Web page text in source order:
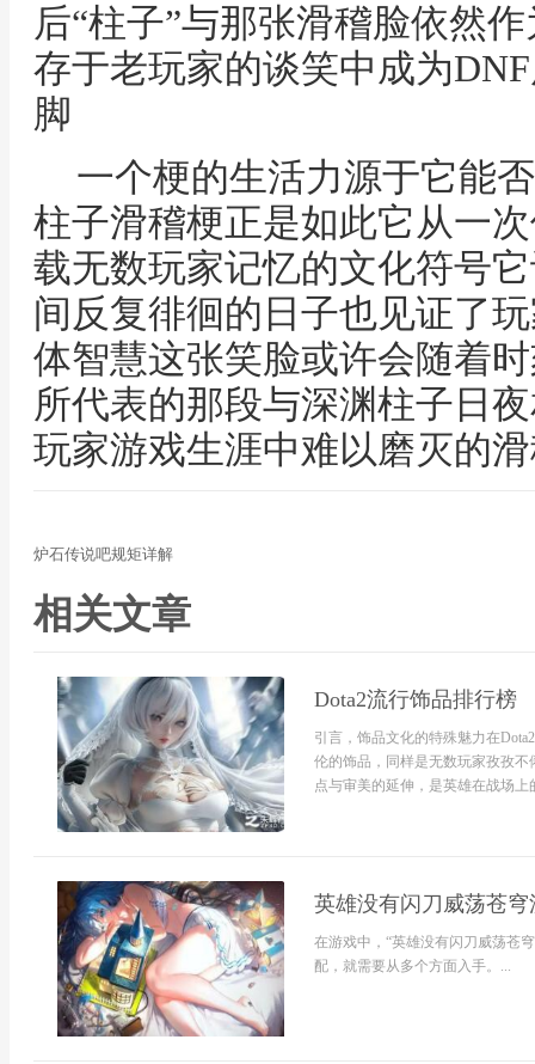
后“柱子”与那张滑稽脸依然
存于老玩家的谈笑中成为
脚
一个梗的生活力源于它能
柱子滑稽梗正是如此它从一
载无数玩家记忆的文化符号
间反复徘徊的日子也见证了
体智慧这张笑脸或许会随着
所代表的那段与深渊柱子日
玩家游戏生涯中难以磨灭的
炉石传说吧规矩详解
相关文章
Dota2流行饰品排行榜
引言，饰品文化的特殊魅力在
伦的饰品，同样是无数玩家孜孜
点与审美的延伸，是英雄在战场
英雄没有闪刀威荡苍
在游戏中，“英雄没有闪刀威荡苍
配，就需要从多个方面入手。...